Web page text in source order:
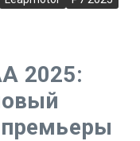
2025:
премьеры